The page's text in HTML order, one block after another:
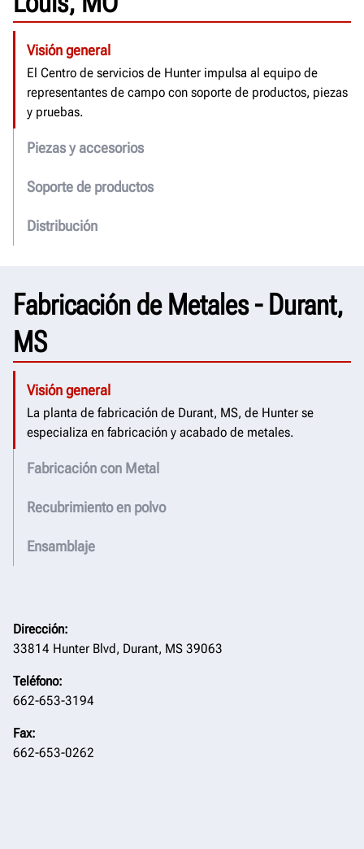
Visión general
El Centro de servicios de Hunter impulsa al equipo de
representantes de campo con soporte de productos, piezas
y pruebas.
Piezas y accesorios
Soporte de productos
Distribución
Fabricación de Metales - Durant,
MS
Visión general
La planta de fabricación de Durant, MS, de Hunter se
especializa en fabricación y acabado de metales.
Fabricación con Metal
Recubrimiento en polvo
Ensamblaje
Dirección:
33814 Hunter Blvd, Durant, MS 39063
Teléfono:
662-653-3194
Fax:
662-653-0262